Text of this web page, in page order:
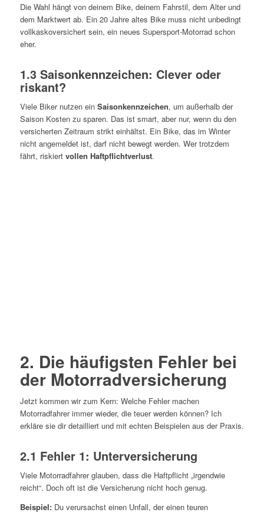
Die Wahl hängt von deinem Bike, deinem Fahrstil, dem Alter und
dem Marktwert ab. Ein 20 Jahre altes Bike muss nicht unbedingt
vollkaskoversichert sein, ein neues Supersport-Motorrad schon
eher.
1.3 Saisonkennzeichen: Clever oder
riskant?
Viele Biker nutzen ein Saisonkennzeichen, um außerhalb der
Saison Kosten zu sparen. Das ist smart, aber nur, wenn du den
versicherten Zeitraum strikt einhältst. Ein Bike, das im Winter
nicht angemeldet ist, darf nicht bewegt werden. Wer trotzdem
fährt, riskiert vollen Haftpflichtverlust.
2. Die häufigsten Fehler bei
der Motorradversicherung
Jetzt kommen wir zum Kern: Welche Fehler machen
Motorradfahrer immer wieder, die teuer werden können? Ich
erkläre sie dir detailliert und mit echten Beispielen aus der Praxis.
2.1 Fehler 1: Unterversicherung
Viele Motorradfahrer glauben, dass die Haftpflicht „irgendwie
reicht“. Doch oft ist die Versicherung nicht hoch genug.
Beispiel:Du verursachst einen Unfall, der einen teuren